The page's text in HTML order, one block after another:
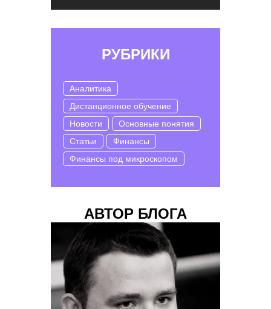
РУБРИКИ
Аналитика
Дистанционное обучение
Новости
Основные понятия
Статьи
Финансы
Финансы под микроскопом
АВТОР БЛОГА